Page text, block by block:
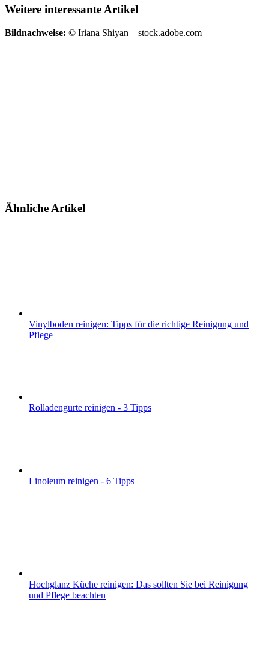
Weitere interessante Artikel
Bildnachweise: © Iriana Shiyan – stock.adobe.com
Ähnliche Artikel
Vinylboden reinigen: Tipps für die richtige Reinigung und
Pflege
Rolladengurte reinigen - 3 Tipps
Linoleum reinigen - 6 Tipps
Hochglanz Küche reinigen: Das sollten Sie bei Reinigung
und Pflege beachten